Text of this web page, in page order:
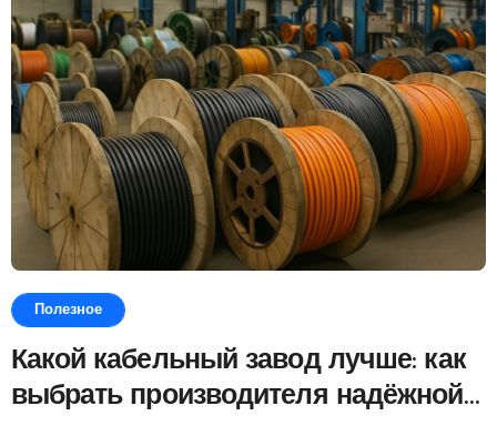
Полезное
Какой кабельный завод лучше: как
выбрать производителя надёжной